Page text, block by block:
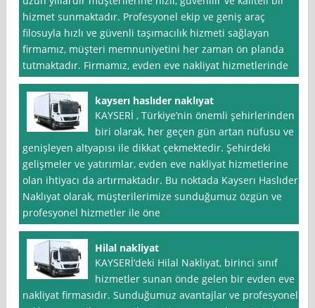
hizmet sunmaktadır. Profesyonel ekip ve geniş araç
filosuyla hızlı ve güvenli taşımacılık hizmeti sağlayan
firmamız, müşteri memnuniyetini her zaman ön planda
tutmaktadır. Firmamız, evden eve nakliyat hizmetlerinde
kayserı haslıder naklıyat
KAYSERİ , Türkiye’nin önemli şehirlerinden
biri olarak, her geçen gün artan nüfusu ve
genişleyen altyapısı ile dikkat çekmektedir. Şehirdeki
gelişmeler ve yatırımlar, evden eve nakliyat hizmetlerine
olan ihtiyacı da artırmaktadır. Bu noktada Kayserı Haslıder
Naklıyat olarak, müşterilerimize sunduğumuz özgün ve
profesyonel hizmetler ile öne
Hilal nakliyat
KAYSERİ’deki Hilal Nakliyat, birinci sınıf
hizmetler sunan önde gelen bir evden eve
nakliyat firmasıdır. Sunduğumuz avantajlar ve profesyonel